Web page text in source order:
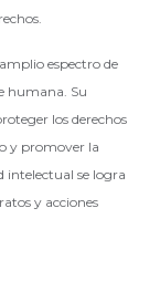
espectro de
humana. Su
los derechos
y promover la
intelectual se logra
y acciones